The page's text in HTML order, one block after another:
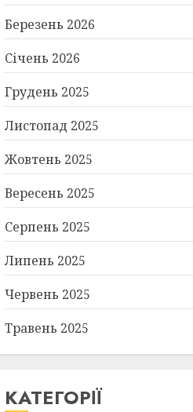
Березень 2026
Січень 2026
Грудень 2025
Листопад 2025
Жовтень 2025
Вересень 2025
Серпень 2025
Липень 2025
Червень 2025
Травень 2025
КАТЕГОРІЇ